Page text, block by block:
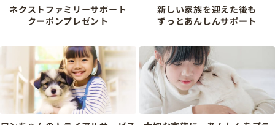
ネクストファミリーサポート
クーポンプレゼント
新しい家族を迎えた後も
ずっとあんしんサポート